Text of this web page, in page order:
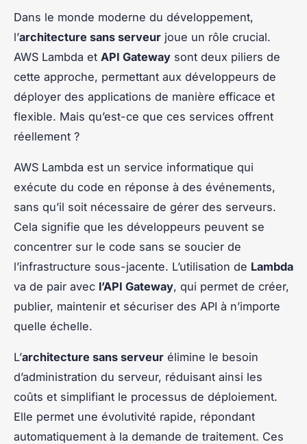
Dans le monde moderne du développement,
l’architecture sans serveur joue un rôle crucial.
AWS Lambda et API Gateway sont deux piliers de
cette approche, permettant aux développeurs de
déployer des applications de manière efficace et
flexible. Mais qu’est-ce que ces services offrent
réellement ?
AWS Lambda est un service informatique qui
exécute du code en réponse à des événements,
sans qu’il soit nécessaire de gérer des serveurs.
Cela signifie que les développeurs peuvent se
concentrer sur le code sans se soucier de
l’infrastructure sous-jacente. L’utilisation de Lambda
va de pair avec l’API Gateway, qui permet de créer,
publier, maintenir et sécuriser des API à n’importe
quelle échelle.
L’architecture sans serveur élimine le besoin
d’administration du serveur, réduisant ainsi les
coûts et simplifiant le processus de déploiement.
Elle permet une évolutivité rapide, répondant
automatiquement à la demande de traitement. Ces